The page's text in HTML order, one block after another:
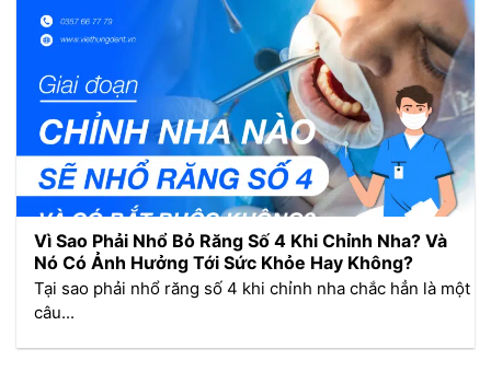
Vì Sao Phải Nhổ Bỏ Răng Số 4 Khi Chỉnh Nha? Và
Nó Có Ảnh Hưởng Tới Sức Khỏe Hay Không?
Tại sao phải nhổ răng số 4 khi chỉnh nha chắc hẳn là một
câu...